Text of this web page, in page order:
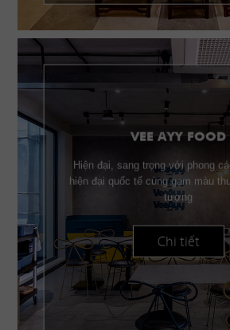
VEE AYY FOOD
Hiện đại, sang trọng với phong
hiện đại quốc tế cùng gam màu
tượng
Chi tiết